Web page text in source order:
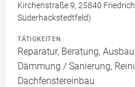
Kirchenstraße 9, 25840
Süderhackstedtfeld)
TÄTIGKEITEN
Reparatur, Beratung,
Dämmung / Sanierung,
Dachfenstereinbau